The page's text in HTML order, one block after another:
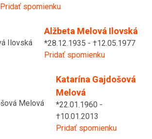
Pridať spomienku
Alžbeta Melová Ilovská
*28.12.1935 - †12.05.1977
Pridať spomienku
Katarína Gajdošová
Melová
*22.01.1960 -
†10.01.2013
Pridať spomienku